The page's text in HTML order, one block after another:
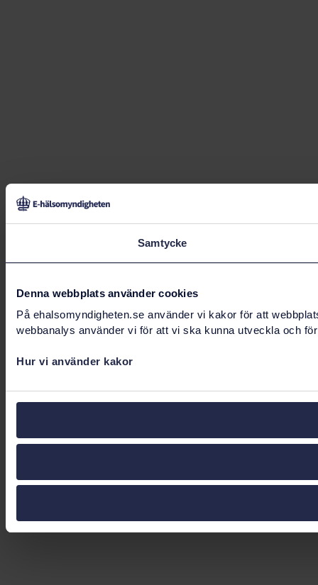
Samtycke
Denna webbplats använder cookies
På ehalsomyndigheten.se använder vi kakor för att
webbanalys använder vi för att vi ska kunna utveckla och
Hur vi använder kakor